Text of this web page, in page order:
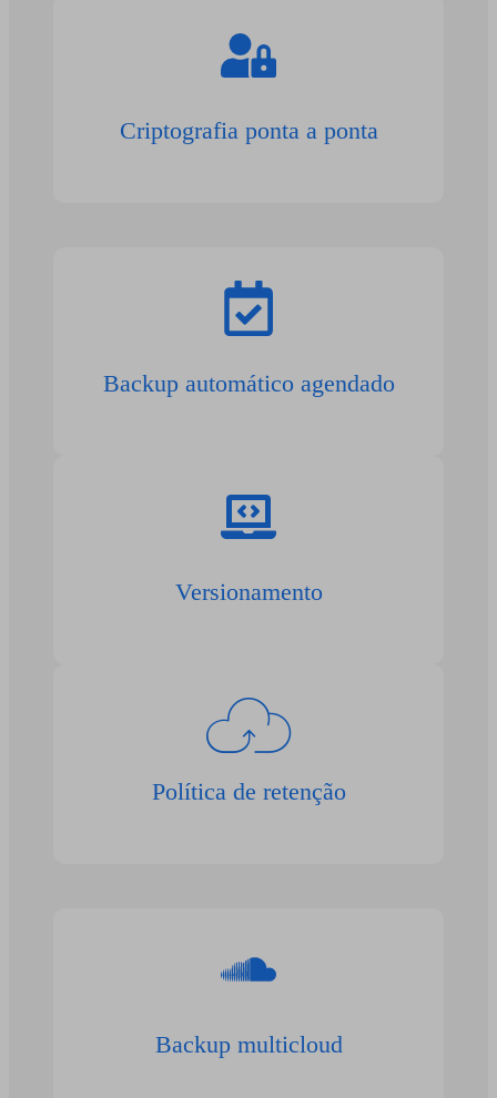
Criptografia ponta a ponta
Backup automático agendado
Versionamento
Política de retenção
Backup multicloud